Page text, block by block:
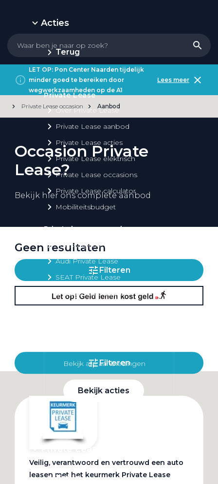
Acties
Terug
Private Lease
Over Private Lease
Private Lease aanbod
Private Lease acties
Private Lease elektrisch
Private Lease occasions
Private Lease calculator
Mobiliteitsbudget
Private lease per merk
Volkswagen Private Lease
Audi Private Lease
SEAT Private Lease
Škoda Private Lease
Bekijk alle aanbiedingen
Bekijk acties
Terug
LET OP: Pon Center Naarden tijdelijk
minder goed te bereiken door
wegwerkzaamheden op de A1
Lees meer
Private Lease occasion Aanbod
Occasion Private
Lease?
Bekijk hier ons complete aanbod
Geen resultaten
Filteren
Filteren
Veilig, verantwoord en vertrouwd een auto
leasen met het keurmerk Private Lease